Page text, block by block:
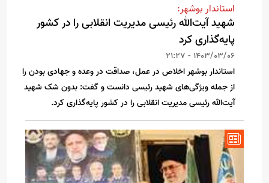
استاندار بوشهر:
شهید آیت‌الله رئیسی مدیریت انقلابی را در کشور
پایه‌گذاری کرد
1403/03/06 - 21:27
استاندار بوشهر اخلاص در عمل، صداقت در وعده و جهادی بودن را
از جمله ویژگی‌های شهید رئیسی دانست و گفت: بدون شک شهید
آیت‌الله رئیسی مدیریت انقلابی را در کشور پایه‌گذاری کرد.